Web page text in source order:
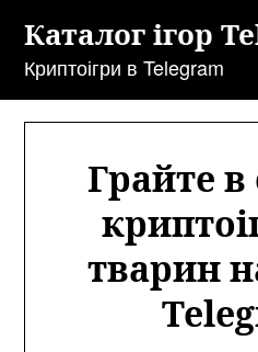
змісту
Каталог ігор
Криптоігри в Telegram
Грайте
тварин